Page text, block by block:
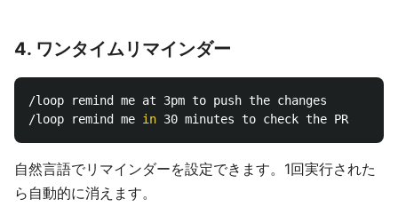
4. ワンタイムリマインダー
/loop remind me at 3pm to push the changes
/loop remind me in
自然言語でリマインダーを設定できます。1回実行された
ら自動的に消えます。